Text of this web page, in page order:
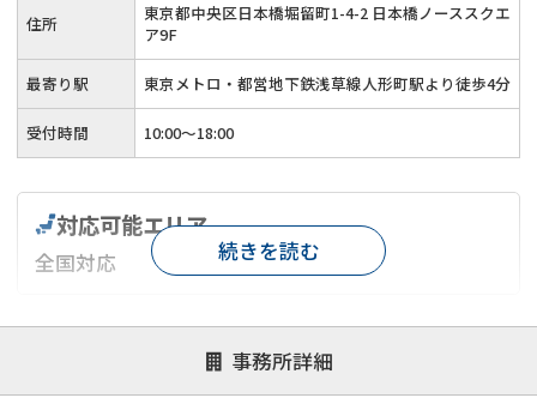
住所
東京都中央区日本橋堀留町1-4-2 日本橋ノーススクエ
ア9F
最寄り駅 東京メトロ・都営地下鉄浅草線人形町駅より徒歩4分
受付時間 10:00～18:00
事務所詳細
対応可能エリア
全国対応
対応が親身 オンライン面談可能
レスポンスが早い
1億円以上の買取可
続きを読む